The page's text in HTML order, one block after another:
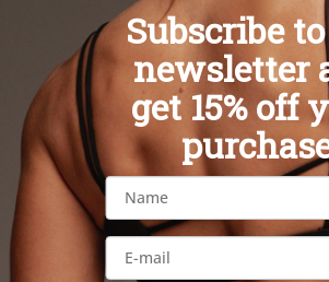
Legíny jsou vyrobeny z
Tkanina se rozšiřuje ve
Vysoký pas je z pružné
Subscribe
newsletter
get 15% off